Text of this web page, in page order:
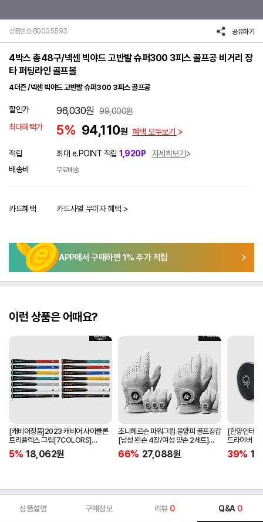
상품번호 B0005593 공유하기
4박스 총48구/넥센 빅야드 고반발 슈퍼300 3피스 골프공 비거리 장
타 퍼팅라인 골프볼
4더즌 /넥센 빅야드 고반발 슈퍼300 3피스 골프공
할인가 96,030원 99,000원
최대혜택가
5% 94,110원 혜택 모두보기
적립 최대 e.POINT 적립 1,920P
자세히보기
배송비
무료배송
카드혜택 카드사별 무이자 혜택 >
APP에서 구매하면 1% 추가 적립
이런 상품은 어때요?
[캐비어정품]2023 캐비어 사이클론
트리플렉스 그립[7COLORS]
[라운드][39g/42g/46g/50g]
[R/S 토크]
5% 18,062원
조니헤르슨 파워그립 올양피 골프장갑
[남성 왼손 4장/여성 양손 2세트]
[화이트][케이스포함]
66% 27,088원
[한양인터
드라이버 헤
[HD-302]
39%
상품설명 구매정보 리뷰 0 Q&A 0